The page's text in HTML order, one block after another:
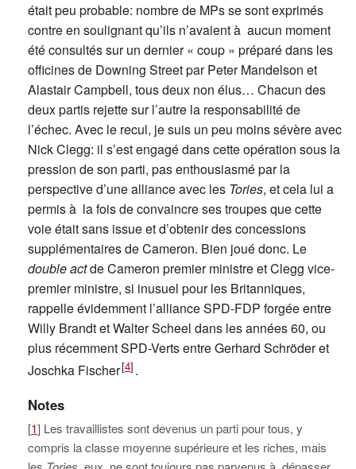
était peu probable: nombre de MPs se sont exprimés
contre en soulignant qu’ils n’avaient à aucun moment
été consultés sur un dernier « coup » préparé dans les
officines de Downing Street par Peter Mandelson et
Alastair Campbell, tous deux non élus… Chacun des
deux partis rejette sur l’autre la responsabilité de
l’échec. Avec le recul, je suis un peu moins sévère avec
Nick Clegg: il s’est engagé dans cette opération sous la
pression de son parti, pas enthousiasmé par la
perspective d’une alliance avec les Tories, et cela lui a
permis à la fois de convaincre ses troupes que cette
voie était sans issue et d’obtenir des concessions
supplémentaires de Cameron. Bien joué donc. Le
double actde Cameron premier ministre et Clegg vice-
premier ministre, si inusuel pour les Britanniques,
rappelle évidemment l’alliance SPD-FDP forgée entre
Willy Brandt et Walter Scheel dans les années 60, ou
plus récemment SPD-Verts entre Gerhard Schröder et
Joschka Fischer[4] .
Notes
[1] Les travaillistes sont devenus un parti pour tous, y
compris la classe moyenne supérieure et les riches, mais